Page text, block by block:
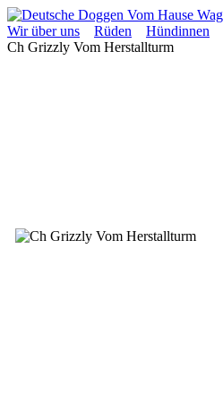
Wir über uns Rüden Hündinnen
Ch Grizzly Vom Herstallturm